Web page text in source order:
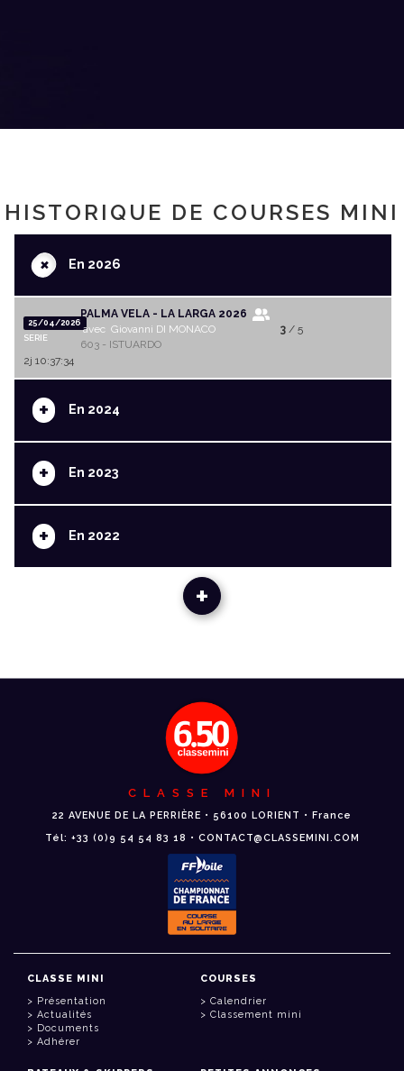
HISTORIQUE DE COURSES MINI
+En 2026
25/04/2026
SERIE
PALMA VELA - LA LARGA 2026
avec Giovanni DI MONACO
603 - ISTUARDO
3/ 5
2j 10:37:34
+ En 2024
+ En 2023
+ En 2022
+
CLASSE MINI
22 AVENUE DE LA PERRIÈRE • 56100 LORIENT • France
Tél: +33 (0)9 54 54 83 18 • CONTACT@CLASSEMINI.COM
CLASSE MINI
Présentation
Actualités
Documents
Adhérer
COURSES
Calendrier
Classement mini